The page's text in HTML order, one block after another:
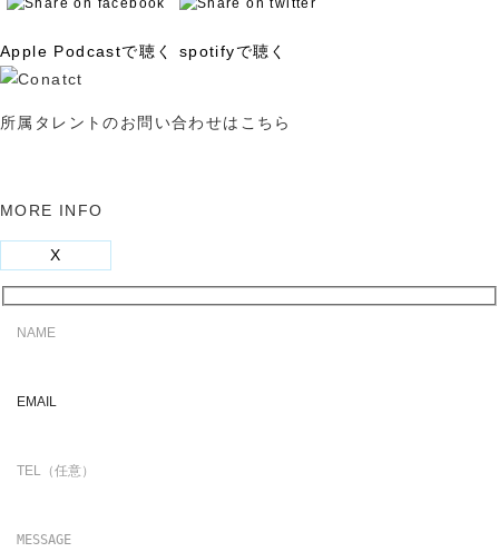
Apple Podcastで聴く spotifyで聴く
所属タレントのお問い合わせはこちら
MORE INFO
X